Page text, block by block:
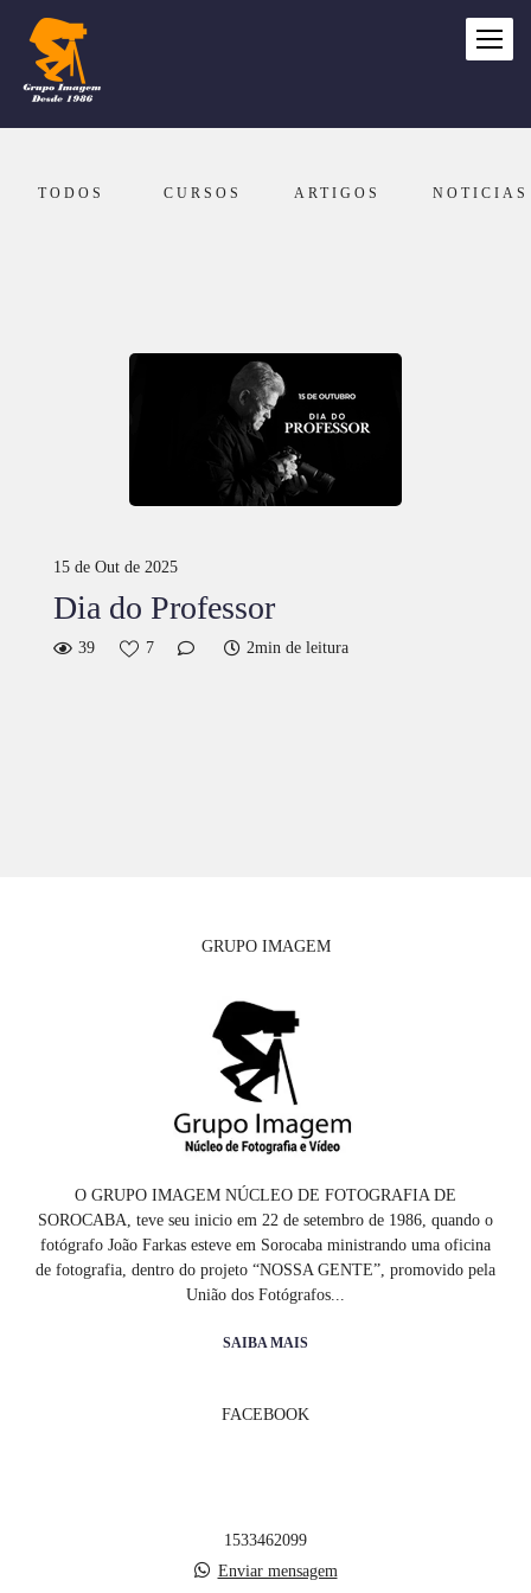
TODOS CURSOS ARTIGOS NOTICIAS
15 de Out de 2025
Dia do Professor
39 7 2min de leitura
GRUPO IMAGEM
O GRUPO IMAGEM NÚCLEO DE FOTOGRAFIA DE
SOROCABA, teve seu inicio em 22 de setembro de 1986, quando o
fotógrafo João Farkas esteve em Sorocaba ministrando uma oficina
de fotografia, dentro do projeto “NOSSA GENTE”, promovido pela
União dos Fotógrafos...
SAIBA MAIS
FACEBOOK
1533462099
Enviar mensagem